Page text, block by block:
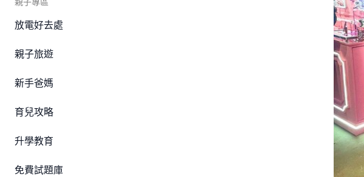
放電好去處
親子旅遊
新手爸媽
育兒攻略
升學教育
免費試題庫